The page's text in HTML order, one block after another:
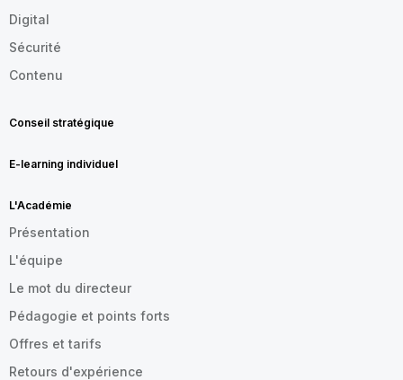
Digital
Sécurité
Contenu
Conseil stratégique
E-learning individuel
L'Académie
Présentation
L'équipe
Le mot du directeur
Pédagogie et points forts
Offres et tarifs
Retours d'expérience